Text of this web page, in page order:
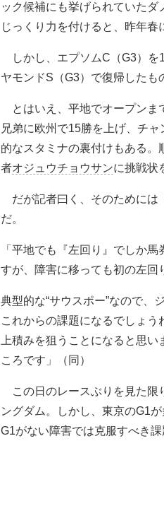
ック候補にも挙げられていた
じっくり力を付けると、昨年春
しかし、エプソムC（G3）を
ヤモンドS（G3）で復帰したも
とはいえ、平地でオープンま
兄弟に欧州で15勝を上げ、チ
的なスタミナの裏付けもある
者オジュウチョウサンに挑戦状
だが記者曰く、そのためには
だ。
「平地でも『左回り』でしか
すが、障害に移っても初の左回
典型的な“サウスポー”なので、
これからの課題になるでしょ
上積みを狙うことになると思
ころです」（同）
この日のレースぶりを見た限
ングダム。しかし、東京のG1
G1がない障害では克服すべき課